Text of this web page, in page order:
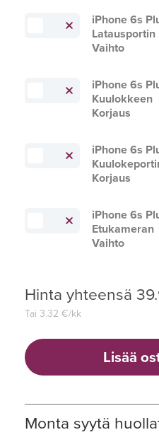
iPhone 6s
Latausportin
Vaihto
iPhone 6s
Kuulokkeen
Korjaus
iPhone 6s
Korjaus
iPhone 6s
Etukameran
Vaihto
Hinta yhteensä
Tai 3.32 €/kk
Lisää
Monta syytä